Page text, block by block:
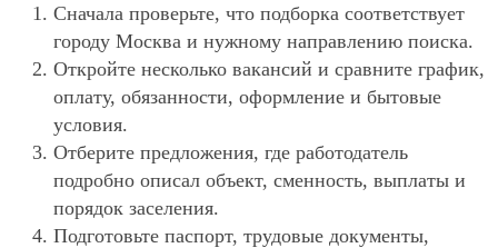
Сначала проверьте, что подборка соответствует
городу Москва и нужному направлению поиска.
Откройте несколько вакансий и сравните график,
оплату, обязанности, оформление и бытовые
условия.
Отберите предложения, где работодатель
подробно описал объект, сменность, выплаты и
порядок заселения.
Подготовьте паспорт, трудовые документы,